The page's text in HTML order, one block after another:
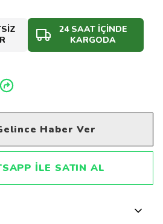
24 SAAT İÇİNDE
KARGODA
Haber Ver
ILE SATIN AL